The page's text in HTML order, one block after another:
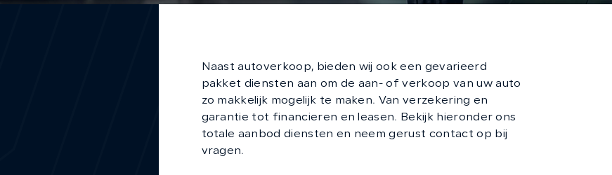
Naast autoverkoop, bieden wij ook een gevarieerd
pakket diensten aan om de aan- of verkoop van uw auto
zo makkelijk mogelijk te maken. Van verzekering en
garantie tot financieren en leasen. Bekijk hieronder ons
totale aanbod diensten en neem gerust contact op bij
vragen.